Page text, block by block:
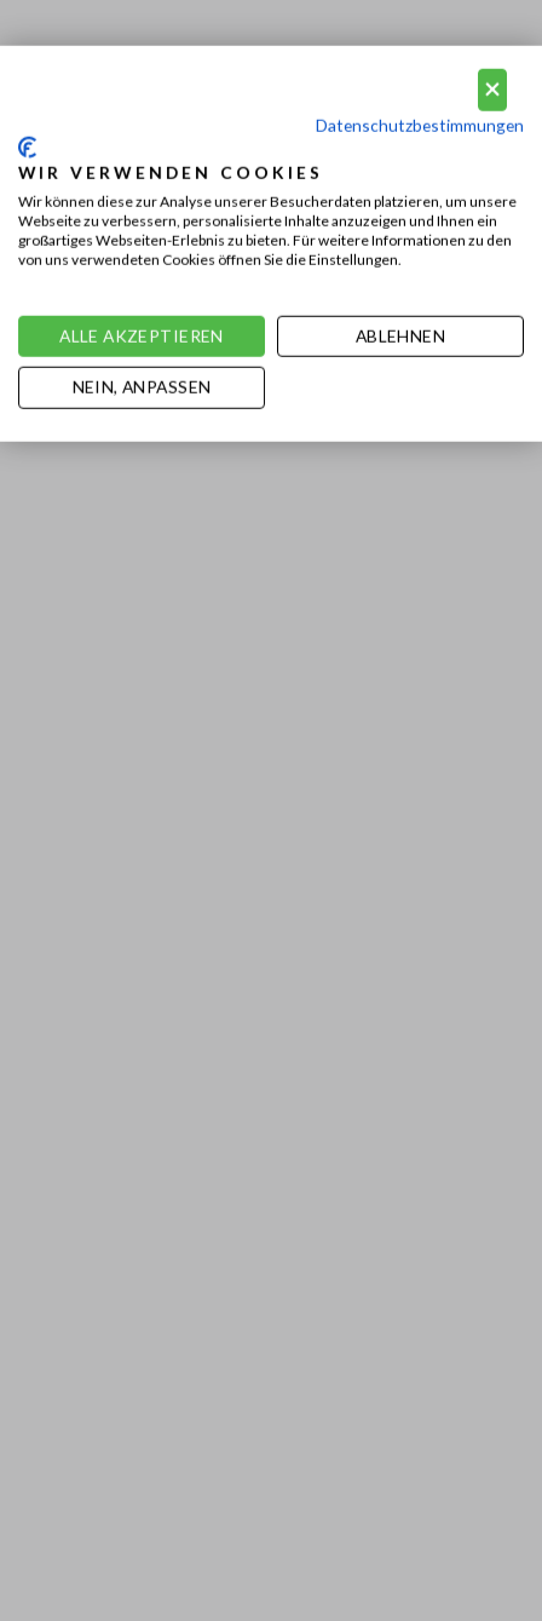
Datenschutzbestimmungen
WIR VERWENDEN COOKIES
Wir können diese zur Analyse unserer Besucherdaten platzieren, um unsere
Webseite zu verbessern, personalisierte Inhalte anzuzeigen und Ihnen ein
großartiges Webseiten-Erlebnis zu bieten. Für weitere Informationen zu den
von uns verwendeten Cookies öffnen Sie die Einstellungen.
ALLE AKZEPTIEREN ABLEHNEN
NEIN, ANPASSEN